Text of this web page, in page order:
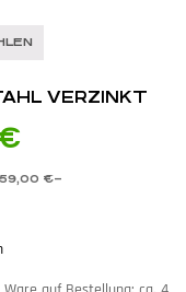
VERZINKT
–
€